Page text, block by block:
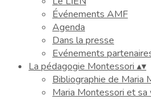
Événements AMF
Agenda
Dans la presse
Evénements
La pédagogie Montessori ▴▾
Bibliographie de Maria
Maria Montessori et sa